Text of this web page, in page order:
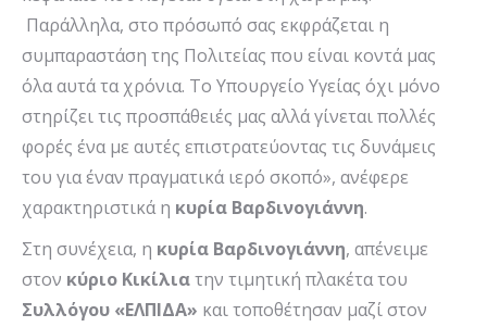
Παράλληλα, στο πρόσωπό σας εκφράζεται η
συμπαραστάση της Πολιτείας που είναι κοντά μας
όλα αυτά τα χρόνια. Το Υπουργείο Υγείας όχι μόνο
στηρίζει τις προσπάθειές μας αλλά γίνεται πολλές
φορές ένα με αυτές επιστρατεύοντας τις δυνάμεις
του για έναν πραγματικά ιερό σκοπό», ανέφερε
χαρακτηριστικά η κυρία Βαρδινογιάννη.
Στη συνέχεια, η κυρία Βαρδινογιάννη, απένειμε
στον κύριο Κικίλιατην τιμητική πλακέτα του
Συλλόγου «ΕΛΠΙΔΑ» και τοποθέτησαν μαζί στον